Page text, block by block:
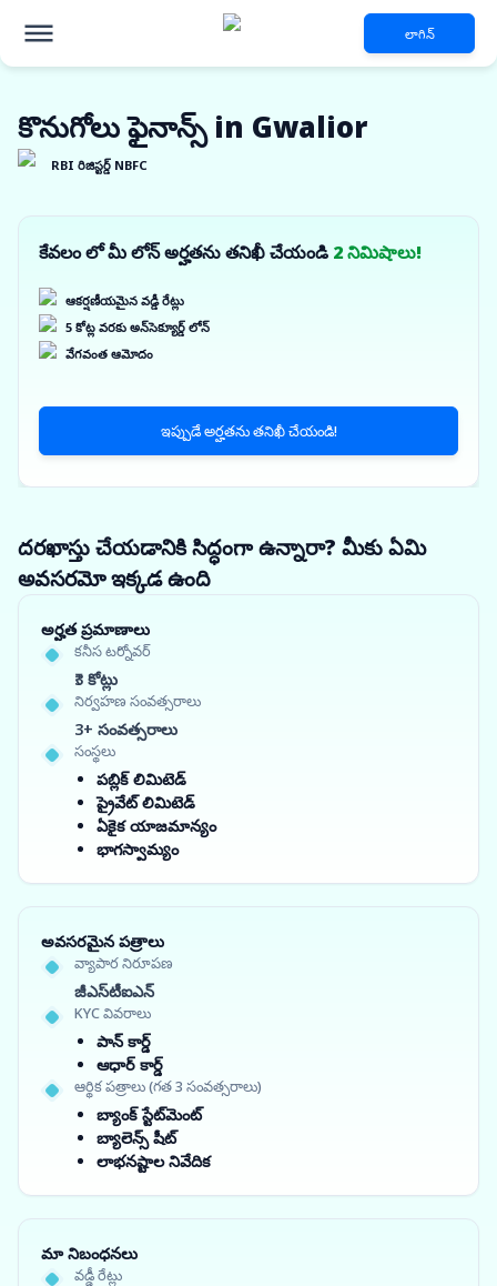
లాగిన్
కొనుగోలు ఫైనాన్స్ in Gwalior
RBI రిజిస్టర్డ్ NBFC
కేవలం లో మీ లోన్ అర్హతను తనిఖీ చేయండి 2 నిమిషాలు!
ఆకర్షణీయమైన వడ్డీ రేట్లు
5 కోట్ల వరకు అన్‌సెక్యూర్డ్ లోన్
వేగవంత ఆమోదం
ఇప్పుడే అర్హతను తనిఖీ చేయండి!
దరఖాస్తు చేయడానికి సిద్ధంగా ఉన్నారా? మీకు ఏమి
అవసరమో ఇక్కడ ఉంది
అర్హత ప్రమాణాలు
కనీస టర్నోవర్
₹3 కోట్లు
నిర్వహణ సంవత్సరాలు
3+ సంవత్సరాలు
సంస్థలు
పబ్లిక్ లిమిటెడ్
ప్రైవేట్ లిమిటెడ్
ఏకైక యాజమాన్యం
భాగస్వామ్యం
అవసరమైన పత్రాలు
వ్యాపార నిరూపణ
జీఎస్‌టీఐఎన్
KYC వివరాలు
పాన్ కార్డ్
ఆధార్ కార్డ్
ఆర్థిక పత్రాలు (గత 3 సంవత్సరాలు)
బ్యాంక్ స్టేట్‌మెంట్
బ్యాలెన్స్ షీట్
లాభనష్టాల నివేదిక
మా నిబంధనలు
వడ్డీ రేట్లు